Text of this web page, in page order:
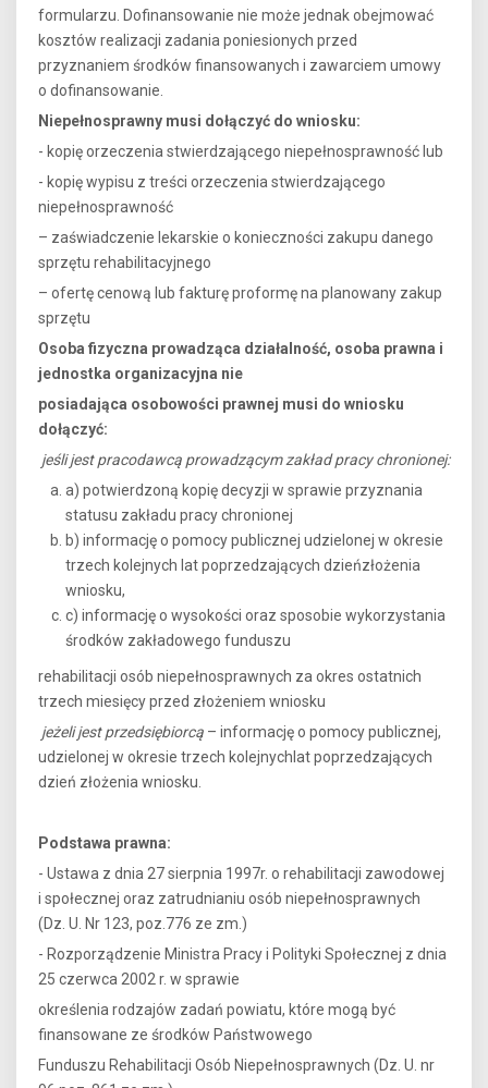
formularzu. Dofinansowanie nie może jednak obejmować
kosztów realizacji zadania poniesionych przed
przyznaniem środków finansowanych i zawarciem umowy
o dofinansowanie.
Niepełnosprawny musi dołączyć do wniosku:
- kopię orzeczenia stwierdzającego niepełnosprawność lub
- kopię wypisu z treści orzeczenia stwierdzającego
niepełnosprawność
– zaświadczenie lekarskie o konieczności zakupu danego
sprzętu rehabilitacyjnego
– ofertę cenową lub fakturę proformę na planowany zakup
sprzętu
Osoba fizyczna prowadząca działalność, osoba prawna i
jednostka organizacyjna nie
posiadająca osobowości prawnej musi do wniosku
dołączyć:
jeśli jest pracodawcą prowadzącym zakład pracy chronionej:
a) potwierdzoną kopię decyzji w sprawie przyznania
statusu zakładu pracy chronionej
b) informację o pomocy publicznej udzielonej w okresie
trzech kolejnych lat poprzedzających dzieńzłożenia
wniosku,
c) informację o wysokości oraz sposobie wykorzystania
środków zakładowego funduszu
rehabilitacji osób niepełnosprawnych za okres ostatnich
trzech miesięcy przed złożeniem wniosku
jeżeli jest przedsiębiorcą – informację o pomocy publicznej,
udzielonej w okresie trzech kolejnychlat poprzedzających
dzień złożenia wniosku.
Podstawa prawna:
- Ustawa z dnia 27 sierpnia 1997r. o rehabilitacji zawodowej
i społecznej oraz zatrudnianiu osób niepełnosprawnych
(Dz. U. Nr 123, poz.776 ze zm.)
- Rozporządzenie Ministra Pracy i Polityki Społecznej z dnia
25 czerwca 2002 r. w sprawie
określenia rodzajów zadań powiatu, które mogą być
finansowane ze środków Państwowego
Funduszu Rehabilitacji Osób Niepełnosprawnych (Dz. U. nr